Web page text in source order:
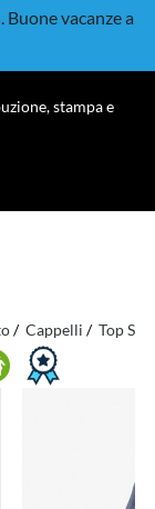
. Buone vacanze a
stampa e
Cappelli Top